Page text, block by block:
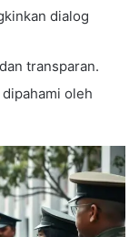
dialog
transparan.
oleh